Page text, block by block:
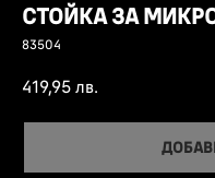
СТОЙКА ЗА
83504
419,95 лв.